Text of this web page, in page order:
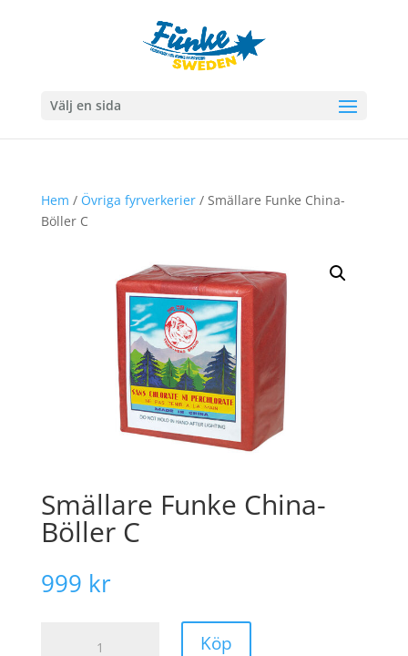
Välj en sida
Hem / Övriga fyrverkerier/ Smällare Funke China-
Böller C
Smällare Funke China-
Böller C
999 kr
Köp